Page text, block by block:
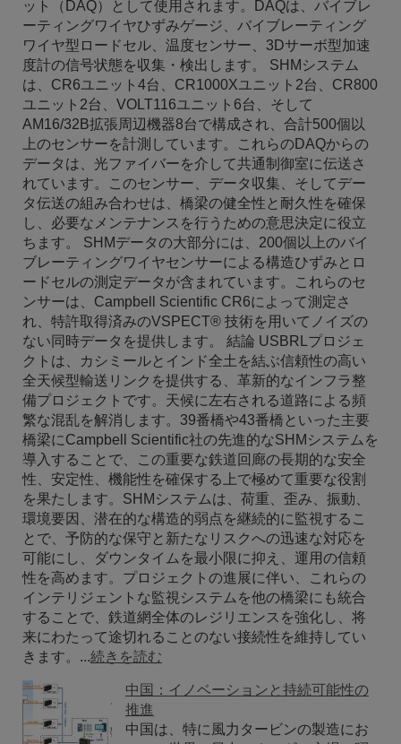
ット（DAQ）として使用されます。DAQは、バイブレ
ーティングワイヤひずみゲージ、バイブレーティング
ワイヤ型ロードセル、温度センサー、3Dサーボ型加速
度計の信号状態を収集・検出します。 SHMシステム
は、CR6ユニット4台、CR1000Xユニット2台、CR800
ユニット2台、VOLT116ユニット6台、そして
AM16/32B拡張周辺機器8台で構成され、合計500個以
上のセンサーを計測しています。これらのDAQからの
データは、光ファイバーを介して共通制御室に伝送さ
れています。このセンサー、データ収集、そしてデー
タ伝送の組み合わせは、橋梁の健全性と耐久性を確保
し、必要なメンテナンスを行うための意思決定に役立
ちます。 SHMデータの大部分には、200個以上のバイ
ブレーティングワイヤセンサーによる構造ひずみとロ
ードセルの測定データが含まれています。これらのセ
ンサーは、Campbell Scientific CR6によって測定さ
れ、特許取得済みのVSPECT® 技術を用いてノイズの
ない同時データを提供します。 結論 USBRLプロジェ
クトは、カシミールとインド全土を結ぶ信頼性の高い
全天候型輸送リンクを提供する、革新的なインフラ整
備プロジェクトです。天候に左右される道路による頻
繁な混乱を解消します。39番橋や43番橋といった主要
橋梁にCampbell Scientific社の先進的なSHMシステムを
導入することで、この重要な鉄道回廊の長期的な安全
性、安定性、機能性を確保する上で極めて重要な役割
を果たします。SHMシステムは、荷重、歪み、振動、
環境要因、潜在的な構造的弱点を継続的に監視するこ
とで、予防的な保守と新たなリスクへの迅速な対応を
可能にし、ダウンタイムを最小限に抑え、運用の信頼
性を高めます。プロジェクトの進展に伴い、これらの
インテリジェントな監視システムを他の橋梁にも統合
することで、鉄道網全体のレジリエンスを強化し、将
来にわたって途切れることのない接続性を維持してい
きます。...続きを読む
中国：イノベーションと持続可能性の
推進
中国は、特に風力タービンの製造にお